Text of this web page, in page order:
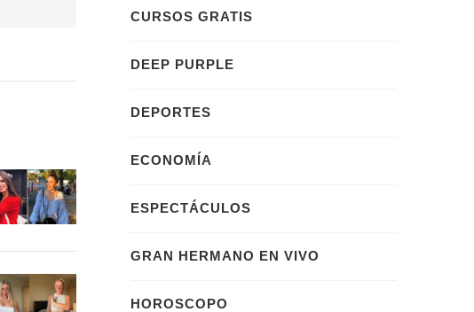
CURSOS GRATIS
DEEP PURPLE
DEPORTES
ECONOMÍA
ESPECTÁCULOS
GRAN HERMANO EN VIVO
HOROSCOPO